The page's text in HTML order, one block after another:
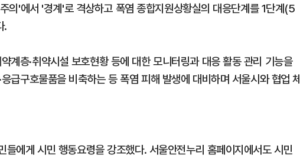
의'에서 '경계'로 격상하고 폭염 종합지원상황실의 대응단계를 1단계(5
.
계층·취약시설 보호현황 등에 대한 모니터링과 대응 활동 관리 기능을
급구호물품을 비축하는 등 폭염 피해 발생에 대비하며 서울시와 협업
에게 시민 행동요령을 강조했다. 서울안전누리 홈페이지에서도 시민